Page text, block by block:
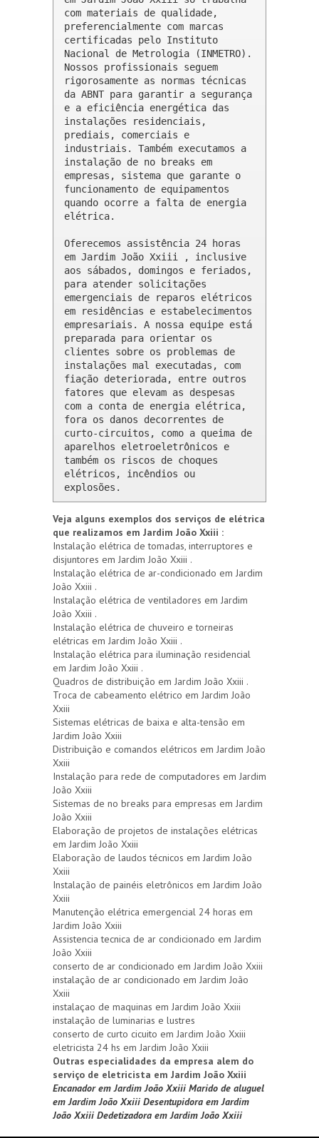
com materiais de qualidade,
preferencialmente com marcas
certificadas pelo Instituto
Nacional de Metrologia (INMETRO).
Nossos profissionais seguem
rigorosamente as normas técnicas
da ABNT para garantir a segurança
e a eficiência energética das
instalações residenciais,
prediais, comerciais e
industriais. Também executamos a
instalação de no breaks em
empresas, sistema que garante o
funcionamento de equipamentos
quando ocorre a falta de energia
elétrica.
Oferecemos assistência 24 horas
em Jardim João Xxiii , inclusive
aos sábados, domingos e feriados,
para atender solicitações
emergenciais de reparos elétricos
em residências e estabelecimentos
empresariais. A nossa equipe está
preparada para orientar os
clientes sobre os problemas de
instalações mal executadas, com
fiação deteriorada, entre outros
fatores que elevam as despesas
com a conta de energia elétrica,
fora os danos decorrentes de
curto-circuitos, como a queima de
aparelhos eletroeletrônicos e
também os riscos de choques
elétricos, incêndios ou
explosões.
Veja alguns exemplos dos serviços de elétrica
que realizamos em Jardim João Xxiii :
Instalação elétrica de tomadas, interruptores e
disjuntores em Jardim João Xxiii .
Instalação elétrica de ar-condicionado em Jardim
João Xxiii .
Instalação elétrica de ventiladores em Jardim
João Xxiii .
Instalação elétrica de chuveiro e torneiras
elétricas em Jardim João Xxiii .
Instalação elétrica para iluminação residencial
em Jardim João Xxiii .
Quadros de distribuição em Jardim João Xxiii .
Troca de cabeamento elétrico em Jardim João
Xxiii
Sistemas elétricas de baixa e alta-tensão em
Jardim João Xxiii
Distribuição e comandos elétricos em Jardim João
Xxiii
Instalação para rede de computadores em Jardim
João Xxiii
Sistemas de no breaks para empresas em Jardim
João Xxiii
Elaboração de projetos de instalações elétricas
em Jardim João Xxiii
Elaboração de laudos técnicos em Jardim João
Xxiii
Instalação de painéis eletrônicos em Jardim João
Xxiii
Manutenção elétrica emergencial 24 horas em
Jardim João Xxiii
Assistencia tecnica de ar condicionado em Jardim
João Xxiii
conserto de ar condicionado em Jardim João Xxiii
instalação de ar condicionado em Jardim João
Xxiii
instalaçao de maquinas em Jardim João Xxiii
instalação de luminarias e lustres
conserto de curto cicuito em Jardim João Xxiii
eletricista 24 hs em Jardim João Xxiii
Outras especialidades da empresa alem do
serviço de eletricista em Jardim João Xxiii
Encanador em Jardim João XxiiiMarido de aluguel
em Jardim João XxiiiDesentupidora em Jardim
João XxiiiDedetizadora em Jardim João Xxiii